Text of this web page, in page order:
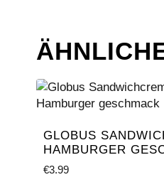
GLOBUS
HAMBURGER
€3.99